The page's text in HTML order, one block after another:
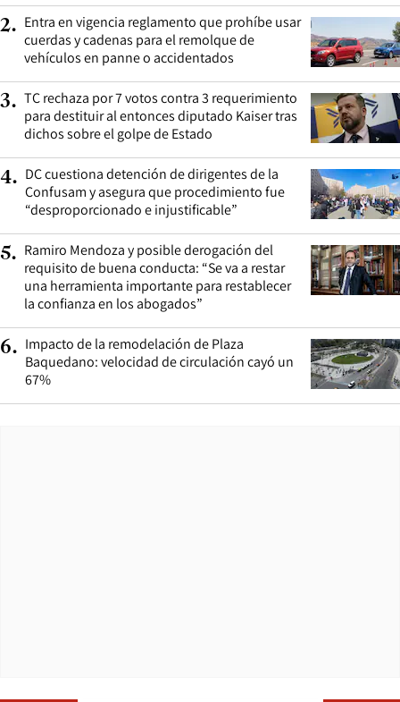
2. Entra en vigencia reglamento que prohíbe usar
cuerdas y cadenas para el remolque de
vehículos en panne o accidentados
3. TC rechaza por 7 votos contra 3 requerimiento
para destituir al entonces diputado Kaiser tras
dichos sobre el golpe de Estado
4. DC cuestiona detención de dirigentes de la
Confusam y asegura que procedimiento fue
“desproporcionado e injustificable”
5. Ramiro Mendoza y posible derogación del
requisito de buena conducta: “Se va a restar
una herramienta importante para restablecer
la confianza en los abogados”
6. Impacto de la remodelación de Plaza
Baquedano: velocidad de circulación cayó un
67%